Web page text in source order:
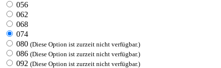
056
062
068
074
080 (Diese Option ist zurzeit nicht verfügbar.)
086 (Diese Option ist zurzeit nicht verfügbar.)
092 (Diese Option ist zurzeit nicht verfügbar.)